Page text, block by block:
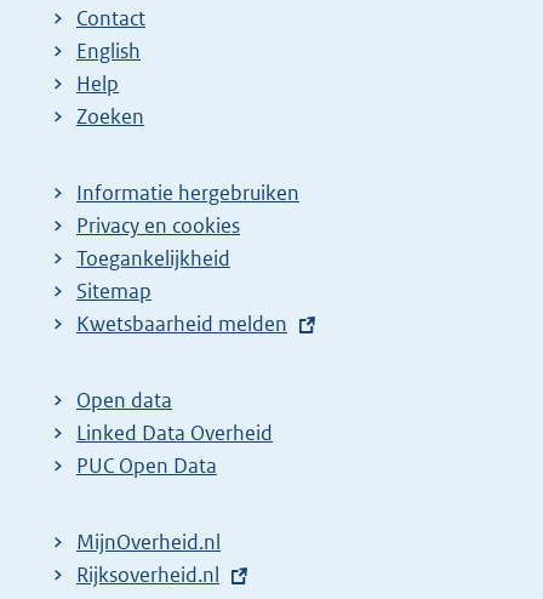
Contact
English
Help
Zoeken
Informatie hergebruiken
Privacy en cookies
Toegankelijkheid
Sitemap
E
t
e
r
l
i
Kwetsbaarheid melden
Open data
Linked Data Overheid
PUC Open Data
MijnOverheid.nl
E
Rijksoverheid.nl